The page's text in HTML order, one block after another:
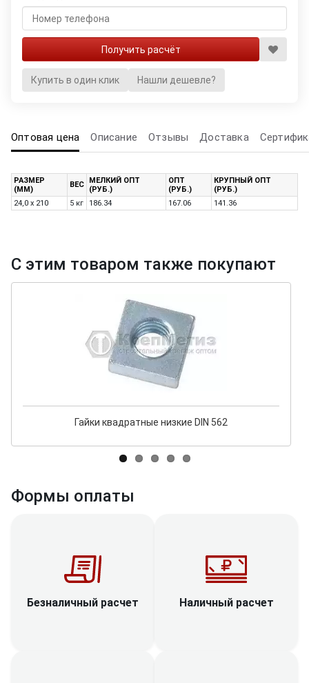
Купить в один клик Нашли дешевле?
Оптовая цена Описание Отзывы Доставка
РАЗМЕР
(ММ)
ВЕС
МЕЛКИЙ ОПТ
(РУБ.)
ОПТ
(РУБ.)
КРУПНЫЙ ОПТ
(РУБ.)
24,0 х 210
5 кг 186.34 167.06 141.36
С этим товаром также покупают
Гайки квадратные низкие DIN 562
Формы оплаты
Безналичный расчет Наличный расчет